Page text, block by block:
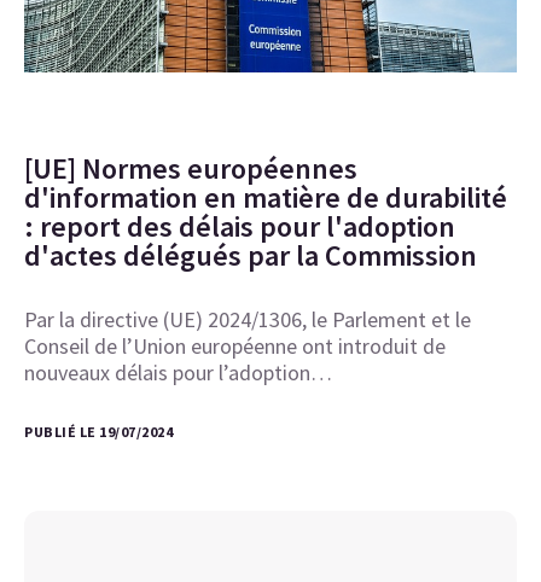
[UE] Normes européennes
d'information en matière de durabilité
: report des délais pour l'adoption
d'actes délégués par la Commission
Par la directive (UE) 2024/1306, le Parlement et le
Conseil de l’Union européenne ont introduit de
nouveaux délais pour l’adoption…
PUBLIÉ LE 19/07/2024